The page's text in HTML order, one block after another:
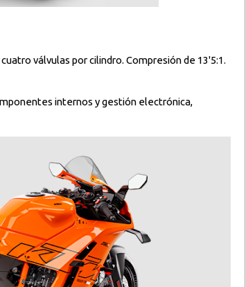
válvulas por cilindro. Compresión de 13'5:1.
internos y gestión electrónica,